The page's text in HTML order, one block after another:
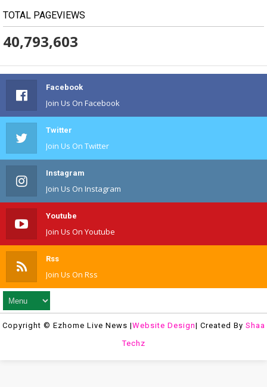
TOTAL PAGEVIEWS
40,793,603
Facebook
Join Us On Facebook
Twitter
Join Us On Twitter
Instagram
Join Us On Instagram
Youtube
Join Us On Youtube
Rss
Join Us On Rss
Copyright © Ezhome Live News |Website Design| Created By Shaa
Techz